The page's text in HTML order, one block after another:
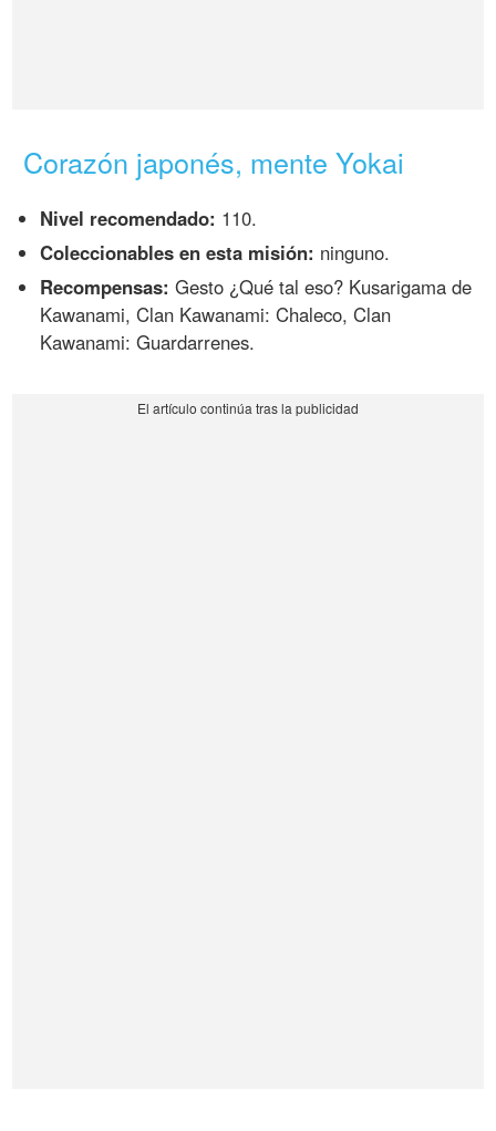
Corazón japonés, mente Yokai
Nivel recomendado: 110.
Coleccionables en esta misión: ninguno.
Recompensas: Gesto ¿Qué tal eso? Kusarigama de
Kawanami, Clan Kawanami: Chaleco, Clan
Kawanami: Guardarrenes.